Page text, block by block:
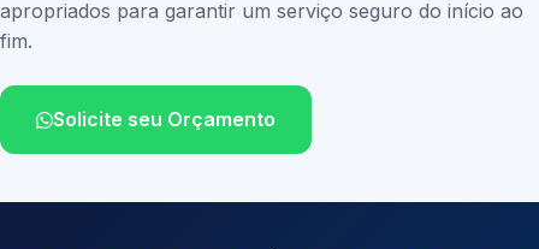
apropriados para garantir um serviço seguro do início ao
fim.
Solicite seu Orçamento